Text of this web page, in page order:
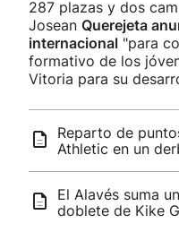
287 plazas y dos
Josean Querejeta
internacional "para
formativo de los
Vitoria para su
Reparto de
Athletic en un
El Alavés suma
doblete de Kike